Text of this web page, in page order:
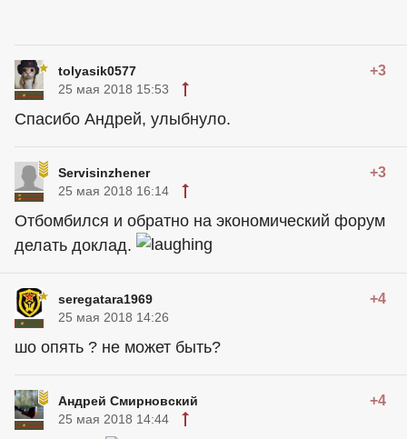
tolyasik0577 +3
25 мая 2018 15:53
Спасибо Андрей, улыбнуло.
Servisinzhener +3
25 мая 2018 16:14
Отбомбился и обратно на экономический форум
делать доклад.
seregatara1969 +4
25 мая 2018 14:26
шо опять ? не может быть?
Андрей Смирновский +4
25 мая 2018 14:44